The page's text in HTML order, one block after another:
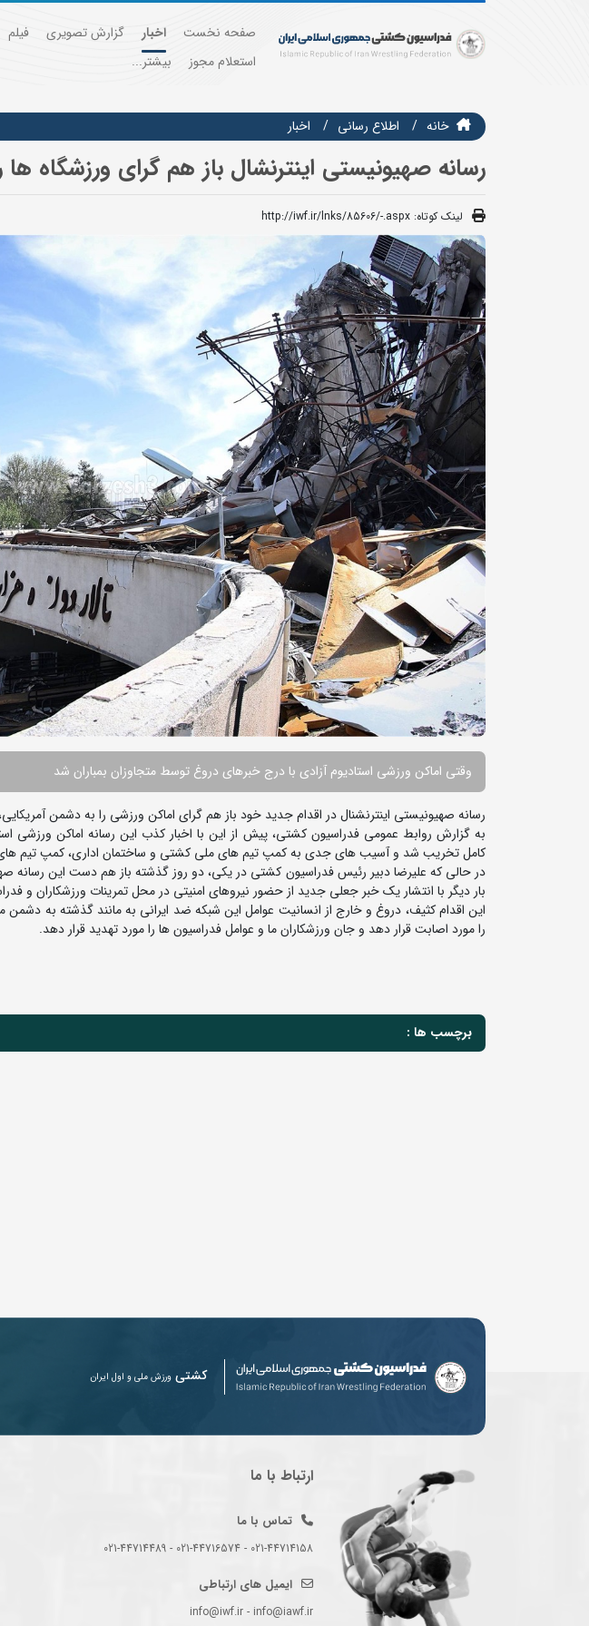
صفحه نخست اخبار گزارش تصویری فیلم
استعلام مجوز
بیشتر...
خانه اطلاع رسانی اخبار
رسانه صهیونیستی اینترنشال باز هم گرای ورزشگاه
لینک کوتاه: http://iwf.ir/lnks/85606/-.aspx
وقتی اماکن ورزشی استادیوم آزادی با درج خبرهای دروغ توسط متجاوزان بمباران شد
رسانه صهیونیستی اینترنشنال در اقدام جدید خود باز هم گرای اماکن ورزشی را به دشمن
کامل تخریب شد و آسیب های جدی به کمپ تیم های ملی کشتی و ساختمان اداری، کمپ تیم های
در حالی که علیرضا دبیر رئیس فدراسیون کشتی در یکی، دو روز گذشته باز هم دست این رسانه
بار دیگر با انتشار یک خبر جعلی جدید از حضور نیروهای امنیتی در محل تمرینات ورزشکاران و
این اقدام کثیف، دروغ و خارج از انسانیت عوامل این شبکه ضد ایرانی به مانند گذشته به دشمن
را مورد اصابت قرار دهد و جان ورزشکاران ما و عوامل فدراسیون ها را مورد تهدید قرار دهد.
برچسب ها :
کشتی ورزش ملی و اول ایران
ارتباط با ما
تماس با ما
021-44714158 - 021-44716574 - 021-44714489
ایمیل های ارتباطی
info@iwf.ir - info@iawf.ir